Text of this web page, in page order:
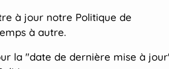
à jour notre Politique de
à autre.
la "date de dernière mise à